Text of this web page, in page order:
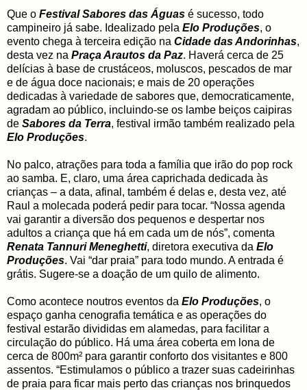
Que o Festival Sabores das Águas é sucesso, todo
campineiro já sabe. Idealizado pela Elo Produções, o
evento chega à terceira edição na Cidade das Andorinhas,
desta vez na Praça Arautos da Paz. Haverá cerca de 25
delícias à base de crustáceos, moluscos, pescados de mar
e de água doce nacionais; e mais de 20 operações
dedicadas à variedade de sabores que, democraticamente,
agradam ao público, incluindo-se os lambe beiços caipiras
de Sabores da Terra, festival irmão também realizado pela
Elo Produções.
No palco, atrações para toda a família que irão do pop rock
ao samba. E, claro, uma área caprichada dedicada às
crianças – a data, afinal, também é delas e, desta vez, até
Raul a molecada poderá pedir para tocar. “Nossa agenda
vai garantir a diversão dos pequenos e despertar nos
adultos a criança que há em cada um de nós”, comenta
Renata Tannuri Meneghetti, diretora executiva da Elo
Produções. Vai “dar praia” para todo mundo. A entrada é
grátis. Sugere-se a doação de um quilo de alimento.
Como acontece noutros eventos da Elo Produções, o
espaço ganha cenografia temática e as operações do
festival estarão divididas em alamedas, para facilitar a
circulação do público. Há uma área coberta em lona de
cerca de 800m² para garantir conforto dos visitantes e 800
assentos. “Estimulamos o público a trazer suas cadeirinhas
de praia para ficar mais perto das crianças nos brinquedos